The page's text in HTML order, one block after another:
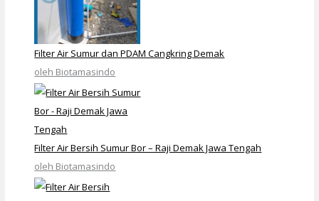
Filter Air Sumur dan PDAM Cangkring Demak
oleh Biotamasindo
Filter Air Bersih Sumur Bor – Raji Demak Jawa Tengah
oleh Biotamasindo